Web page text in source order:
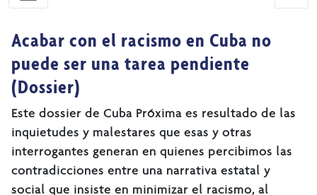
Acabar con el racismo en Cuba no
puede ser una tarea pendiente
(Dossier)
Este dossier de Cuba Próxima es resultado de las
inquietudes y malestares que esas y otras
interrogantes generan en quienes percibimos las
contradicciones entre una narrativa estatal y
social que insiste en minimizar el racismo, al